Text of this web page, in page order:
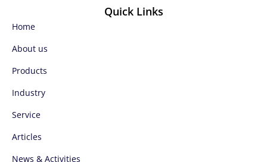
Quick Links
Home
About us
Products
Industry
Service
Articles
News & Activities